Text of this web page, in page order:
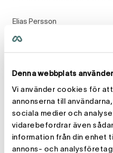
Denna webbplats
Vi använder cookies för
annonserna till
sociala medier och
vidarebefordrar även
information från din enhet
annons- och
Elias Persson
Mobil: +46 76 8700243
E-post:
Affärschef AktivBo Group
Mobil: +46 708 23 36 65
E-post:
————–